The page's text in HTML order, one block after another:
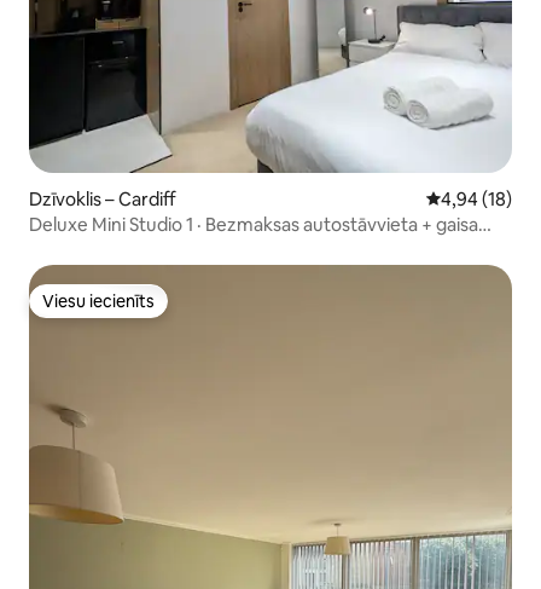
Dzīvoklis – Cardiff Vidējais
4,94 (18)
Deluxe Mini Studio 1 · Bezmaksas autostāvvieta + gaisa
Viesu iecienīts
Viesu iecienīts